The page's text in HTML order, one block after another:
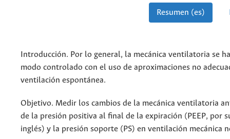
Resumen (es)
Introducción. Por lo general, la mecánica ventilatoria se
modo controlado con el uso de aproximaciones no
ventilación espontánea.
Objetivo. Medir los cambios de la mecánica ventilatoria
de la presión positiva al final de la expiración (PEEP, por
inglés) y la presión soporte (PS) en ventilación mecánica